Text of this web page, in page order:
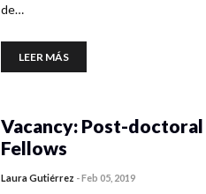
de…
LEER MÁS
Vacancy: Post-doctoral
Fellows
Laura Gutiérrez -Feb 05, 2019